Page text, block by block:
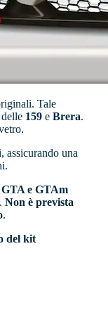
Tale
159 e Brera.
assicurando una
e GTAm
Non è prevista
.
del kit